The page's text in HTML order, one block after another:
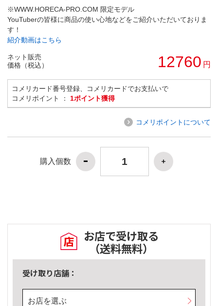
※WWW.HORECA-PRO.COM 限定モデル
YouTuberの皆様に商品の使い心地などをご紹介いただいておりま
す！
紹介動画はこちら
ネット販売
価格（税込）
12760 円
コメリカード番号登録、コメリカードでお支払いで
コメリポイント ： 1ポイント獲得
コメリポイントについて
購入個数
お店で受け取る
（送料無料）
受け取り店舗：
お店を選ぶ